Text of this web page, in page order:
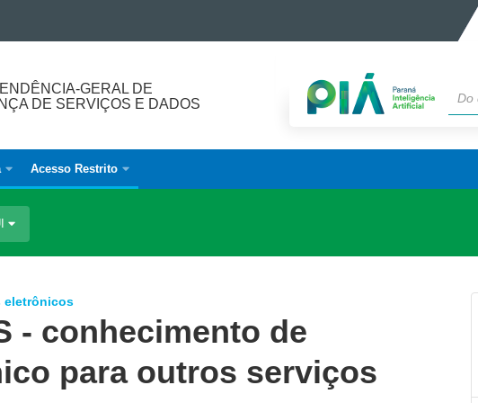
GERAL DE
DE SERVIÇOS E DADOS
Acesso Restrito
eletrônicos
- conhecimento de
para outros serviços